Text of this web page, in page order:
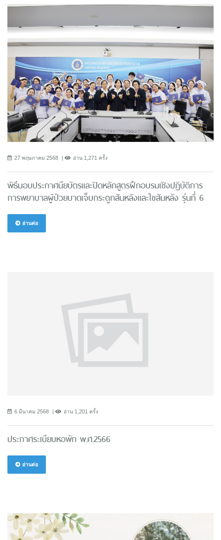
27 พฤษภาคม 2568 อ่าน 1,271 ครั้ง
พิธีมอบประกาศนียบัตรและปิดหลักสูตรฝึกอบรมเชิงปฏิบัติการ
การพยาบาลผู้ป่วยบาดเจ็บกระดูกสันหลังและไขสันหลัง รุ่นที่ 6
อ่านต่อ
6 มีนาคม 2568 อ่าน 1,201 ครั้ง
ประกาศระเบียบหอพัก พ.ศ.2566
อ่านต่อ